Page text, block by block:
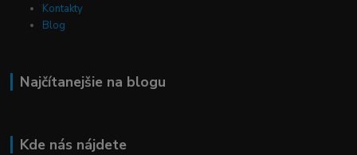
Kontakty
Blog
Najčítanejšie na blogu
Kde nás nájdete